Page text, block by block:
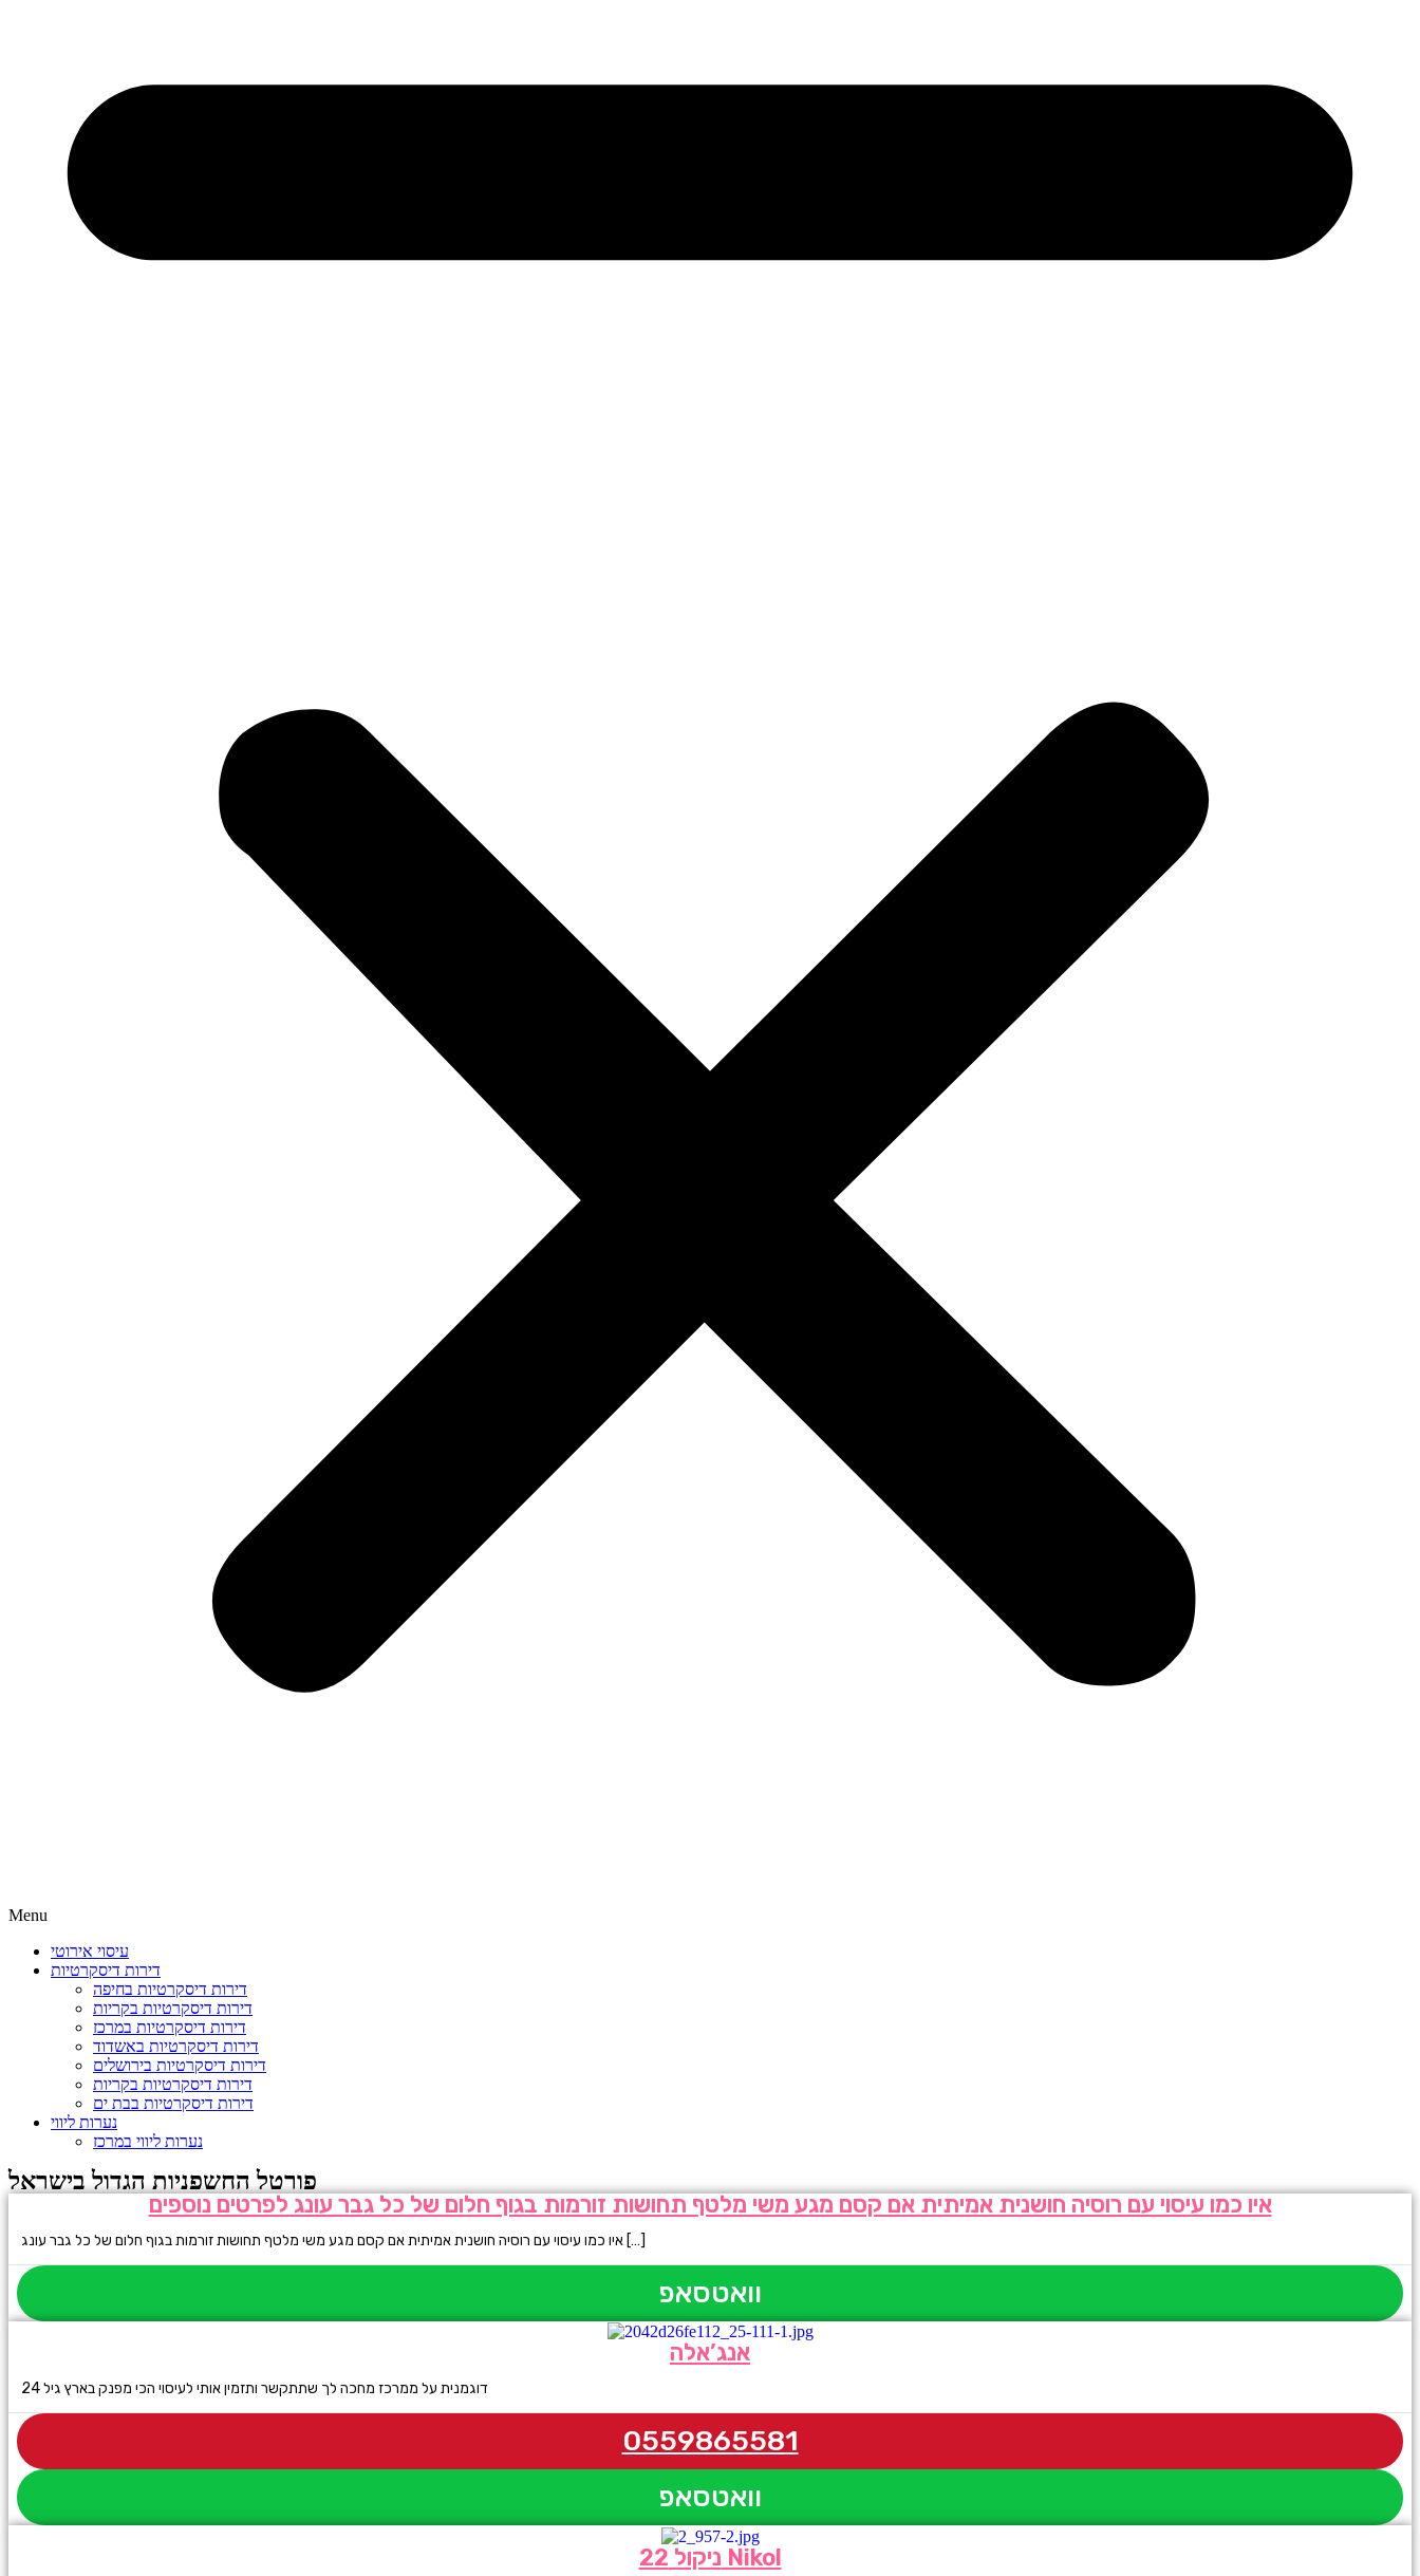
Menu
עיסוי אירוטי
דירות דיסקרטיות
דירות דיסקרטיות בחיפה
דירות דיסקרטיות בקריות
דירות דיסקרטיות במרכז
דירות דיסקרטיות באשדוד
דירות דיסקרטיות בירושלים
דירות דיסקרטיות בקריות
דירות דיסקרטיות בבת ים
נערות ליווי
נערות ליווי במרכז
פורטל החשפניות הגדול בישראל
איו כמו עיסוי עם רוסיה חושנית אמיתית אם קסם מגע משי מלטף תחושות זורמות בגוף חלום של כל גבר עונג לפרטים נוספים
איו כמו עיסוי עם רוסיה חושנית אמיתית אם קסם מגע משי מלטף תחושות זורמות בגוף חלום של כל גבר עונג […]
וואטסאפ
אנג’אלה
דוגמנית על ממרכז מחכה לך שתתקשר ותזמין אותי לעיסוי הכי מפנק בארץ גיל 24
0559865581
וואטסאפ
ניקול 22 Nikol